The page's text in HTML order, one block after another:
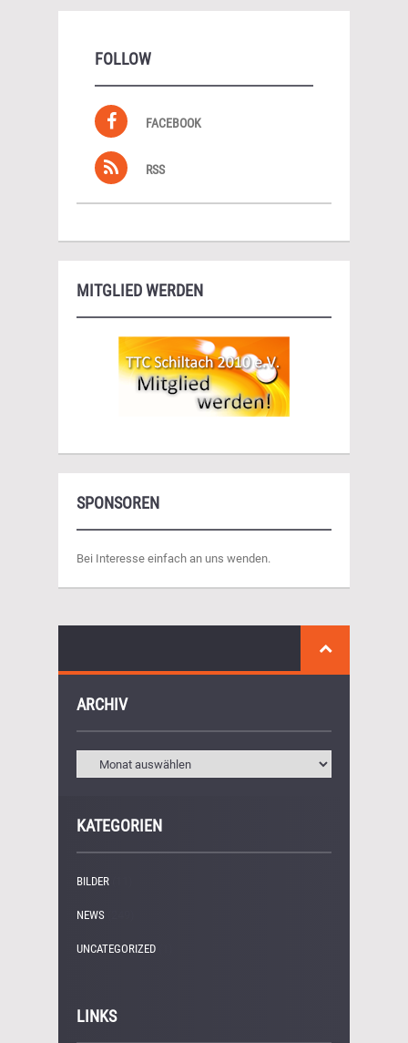
FOLLOW
FACEBOOK
RSS
MITGLIED WERDEN
SPONSOREN
Bei Interesse einfach an uns wenden.
ARCHIV
KATEGORIEN
BILDER
NEWS
UNCATEGORIZED
LINKS